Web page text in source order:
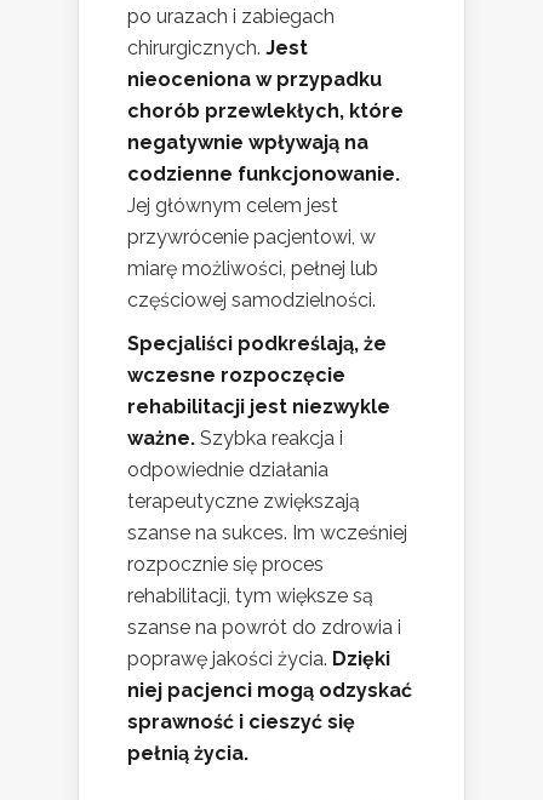
po urazach i zabiegach
chirurgicznych. Jest
nieoceniona w przypadku
chorób przewlekłych, które
negatywnie wpływają na
codzienne funkcjonowanie.
Jej głównym celem jest
przywrócenie pacjentowi, w
miarę możliwości, pełnej lub
częściowej samodzielności.
Specjaliści podkreślają, że
wczesne rozpoczęcie
rehabilitacji jest niezwykle
ważne. Szybka reakcja i
odpowiednie działania
terapeutyczne zwiększają
szanse na sukces. Im wcześniej
rozpocznie się proces
rehabilitacji, tym większe są
szanse na powrót do zdrowia i
poprawę jakości życia. Dzięki
niej pacjenci mogą odzyskać
sprawność i cieszyć się
pełnią życia.